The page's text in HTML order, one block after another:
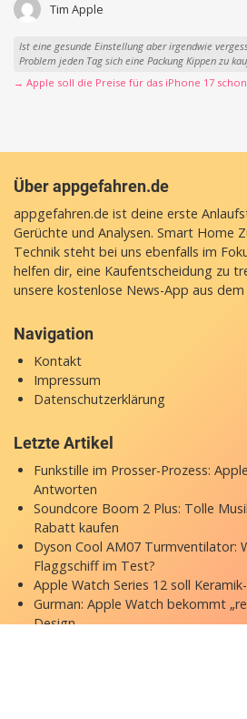
Tim Apple
Ist eine gesunde Einstellung aber irgendwie
Problem jeden Tag sich eine Packung Kippen zu
→ Apple soll die Preise für das iPhone 17
Über appgefahren.de
appgefahren.de ist deine erste
Gerüchte und Analysen. Smart Home
Technik steht bei uns ebenfalls im
helfen dir, eine Kaufentscheidung zu
unsere kostenlose News-App aus
Navigation
Kontakt
Impressum
Datenschutzerklärung
Letzte Artikel
Funkstille im Prosser-Prozess:
Antworten
Soundcore Boom 2 Plus: Tolle
Rabatt kaufen
Dyson Cool AM07 Turmventilator:
Flaggschiff im Test?
Apple Watch Series 12 soll
Gurman: Apple Watch bekommt
Design